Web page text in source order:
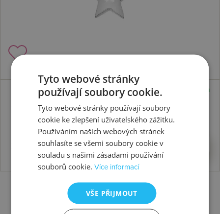
Skladem
Set Diamond Amulets SS132
2836 Kč Koupit
Tyto webové stránky
používají soubory cookie.
Tyto webové stránky používají soubory
cookie ke zlepšení uživatelského zážitku.
Používáním našich webových stránek
souhlasíte se všemi soubory cookie v
souladu s našimi zásadami používání
souborů cookie.Více informací
VŠE PŘIJMOUT